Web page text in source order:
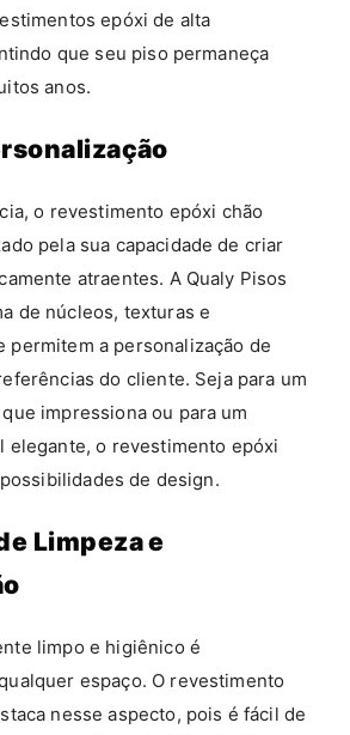
epóxi de alta
que seu piso permaneça
anos.
o revestimento epóxi chão
pela sua capacidade de criar
atraentes. A Qualy Pisos
de núcleos, texturas e
permitem a personalização de
do cliente. Seja para um
impressiona ou para um
elegante, o revestimento epóxi
de design.
Limpeza e
limpo e higiênico é
espaço. O revestimento
nesse aspecto, pois é fácil de